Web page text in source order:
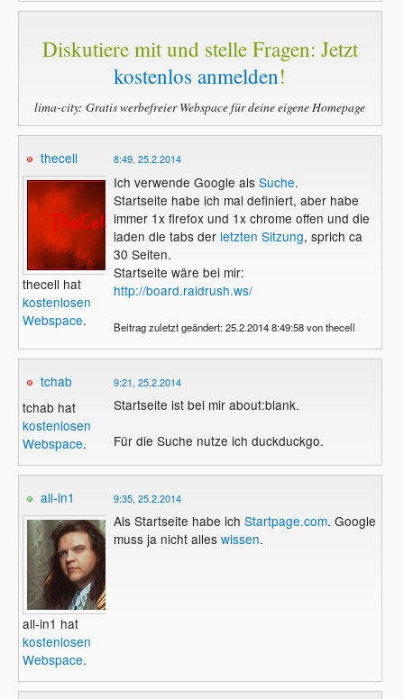
Diskutiere mit und stelle Fragen: Jetzt
kostenlos anmelden!
lima-city: Gratis werbefreier Webspace für deine eigene Homepage
thecell
thecell hat
kostenlosen
Webspace.
8:49, 25.2.2014
Ich verwende Google als Suche.
Startseite habe ich mal definiert, aber habe
immer 1x firefox und 1x chrome offen und die
laden die tabs der letzten Sitzung, sprich ca
30 Seiten.
Startseite wäre bei mir:
http://board.raidrush.ws/
Beitrag zuletzt geändert: 25.2.2014 8:49:58 von thecell
tchab
tchab hat
kostenlosen
Webspace.
9:21, 25.2.2014
Startseite ist bei mir about:blank.
Für die Suche nutze ich duckduckgo.
all-in1
all-in1 hat
kostenlosen
Webspace.
9:35, 25.2.2014
Als Startseite habe ich Startpage.com. Google
muss ja nicht alles wissen.